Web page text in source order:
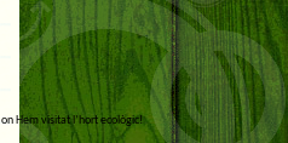
on Hem visitat l’hort ecològic!